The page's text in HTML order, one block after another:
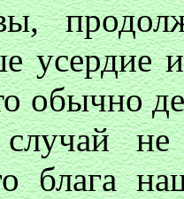
обычно
блага